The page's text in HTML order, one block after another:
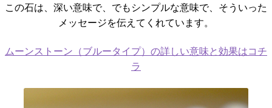
この石は、深い意味で、でもシンプルな意味で、そういった
メッセージを伝えてくれています。
ムーンストーン（ブルータイプ）の詳しい意味と効果はコチ
ラ